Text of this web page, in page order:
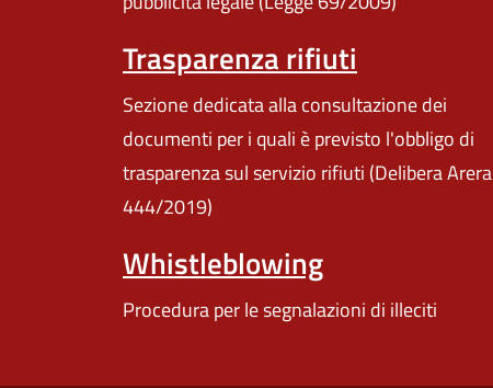
Trasparenza rifiuti
Sezione dedicata alla consultazione dei
documenti per i quali è previsto l'obbligo di
trasparenza sul servizio rifiuti (Delibera Arera
444/2019)
Whistleblowing
Procedura per le segnalazioni di illeciti